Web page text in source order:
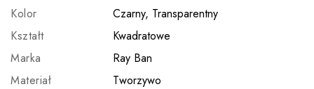
Kolor
Czarny, Transparentny
Kształt
Kwadratowe
Marka
Ray Ban
Materiał
Tworzywo